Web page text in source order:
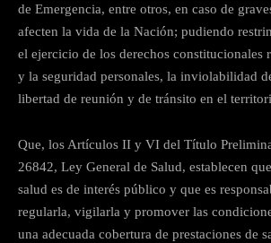
de Emergencia, entre otros, en caso de
afecten la vida de la Nación; pudiendo
el ejercicio de los derechos constitucionales
y la seguridad personales, la inviolabilidad
libertad de reunión y de tránsito en el
Que, los Artículos II y VI del Título
26842, Ley General de Salud, establecen
salud es de interés público y que es
regularla, vigilarla y promover las
una adecuada cobertura de prestaciones de